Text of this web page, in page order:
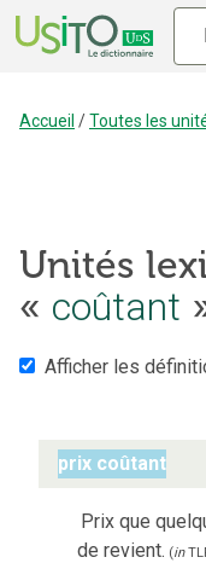
Accueil /Toutes les
Unités
« coûtant
Afficher les
prix coûtant
Prix que
de revient. (in